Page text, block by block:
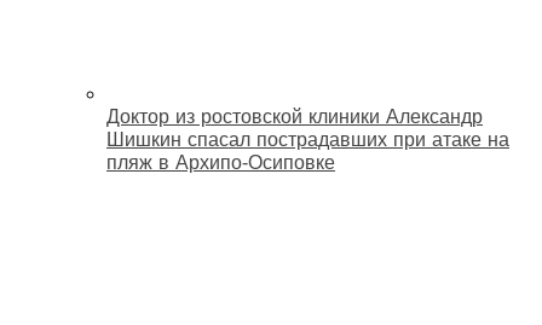
Доктор из ростовской клиники Александр
Шишкин спасал пострадавших при атаке на
пляж в Архипо‑Осиповке